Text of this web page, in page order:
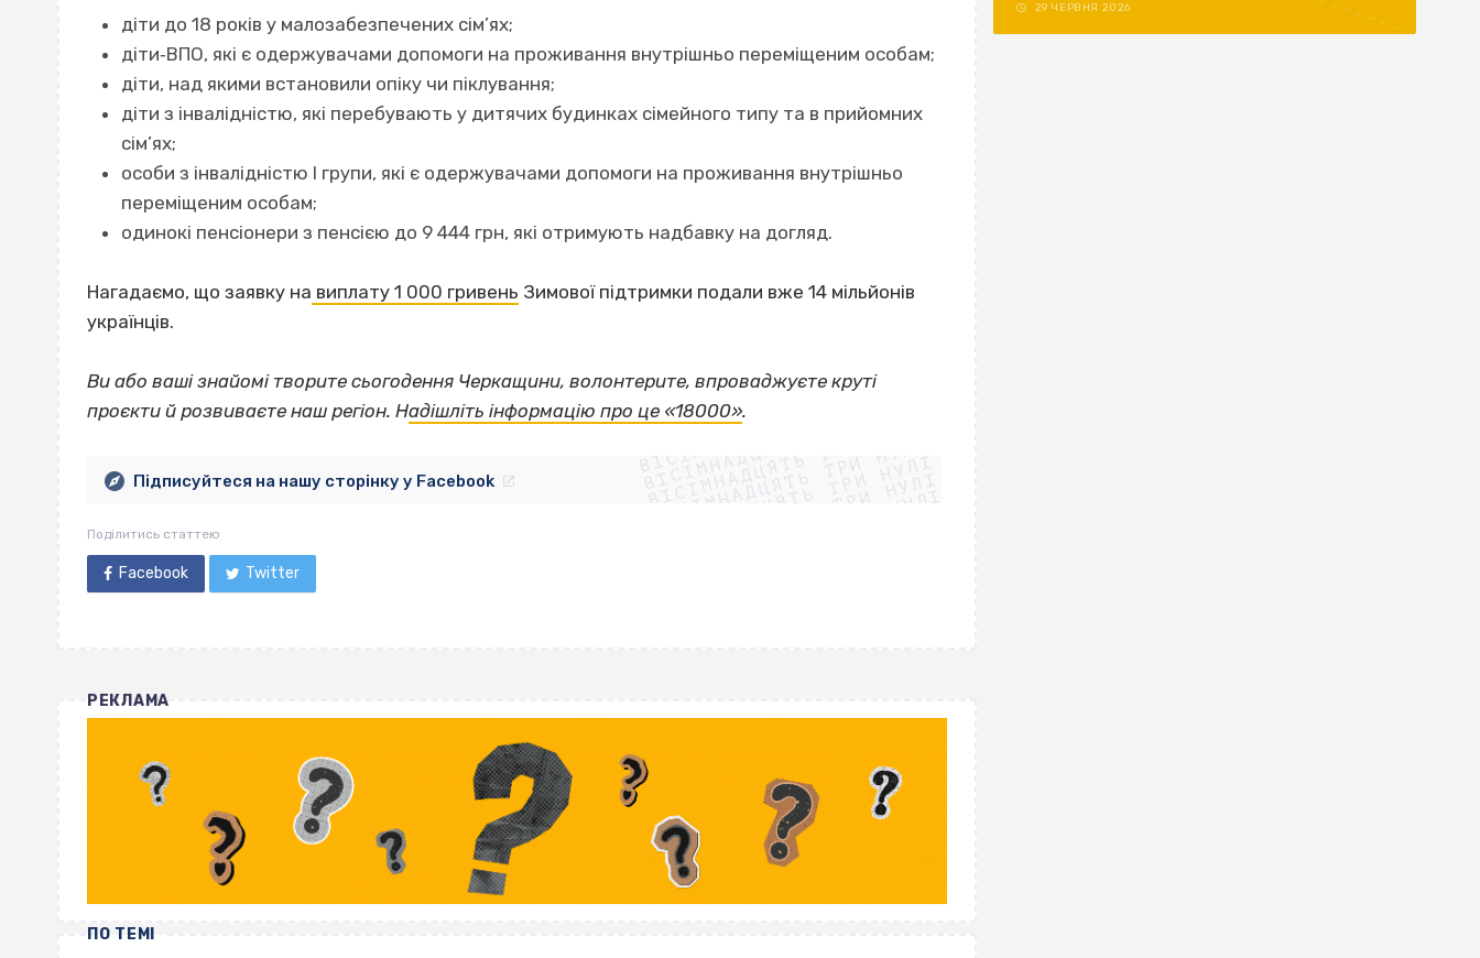
діти до 18 років у малозабезпечених сім’ях;
діти‐ВПО, які є одержувачами допомоги на проживання внутрішньо переміщеним особам;
діти, над якими встановили опіку чи піклування;
діти з інвалідністю, які перебувають у дитячих будинках сімейного типу та в прийомних
сім’ях;
особи з інвалідністю І групи, які є одержувачами допомоги на проживання внутрішньо
переміщеним особам;
одинокі пенсіонери з пенсією до 9 444 грн, які отримують надбавку на догляд.
Нагадаємо, що заявку на виплату 1 000 гривень Зимової підтримки подали вже 14 мільйонів
українців.
Ви або ваші знайомі творите сьогодення Черкащини, волонтерите, впроваджуєте круті
проєкти й розвиваєте наш регіон. Надішліть інформацію про це «18000».
ВІСІМНАДЦЯТЬ ТРИ НУЛІ
ВІСІМНАДЦЯТЬ ТРИ НУЛІ
ВІСІМНАДЦЯТЬ ТРИ НУЛІ
ВІСІМНАДЦЯТЬ ТРИ НУЛІ
ВІСІМНАДЦЯТЬ ТРИ НУЛІ
ВІСІМНАДЦЯТЬ ТРИ НУЛІ
ВІСІМНАДЦЯТЬ ТРИ НУЛІ
Підписуйтеся на нашу сторінку у Facebook
Поділитись статтею
Facebook Twitter
РЕКЛАМА
ПО ТЕМІ
29 ЧЕРВНЯ 2026